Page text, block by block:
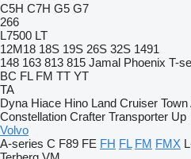
C5H C7H G5 G7
266
L7500 LT
12M18 18S 19S 26S 32S 1491
148 163 813 815 Jamal Phoenix T-
BC FL FM TT YT
TA
Dyna Hiace Hino Land Cruiser Town
Constellation Crafter Transporter Up
Volvo
A-series C F89 FE FH FL FM FMX